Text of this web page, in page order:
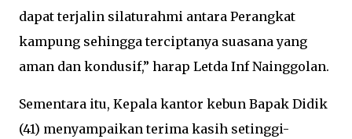
dapat terjalin silaturahmi antara Perangkat
kampung sehingga terciptanya suasana yang
aman dan kondusif,” harap Letda Inf Nainggolan.
Sementara itu, Kepala kantor kebun Bapak Didik
(41) menyampaikan terima kasih setinggi-